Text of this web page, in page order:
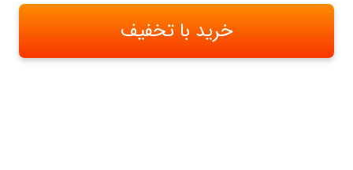
خرید با تخفیف